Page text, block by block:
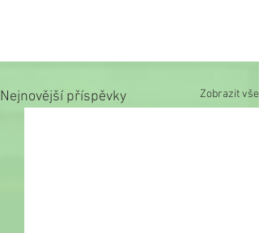
Nejnovější příspěvky Zobrazit vše